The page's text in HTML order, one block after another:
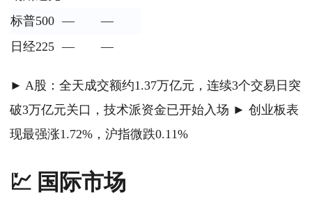
标普500 —
—
日经225 — —
► A股：全天成交额约1.37万亿元，连续3个交易日突
破3万亿元关口，技术派资金已开始入场 ► 创业板表
现最强涨1.72%，沪指微跌0.11%
💹 国际市场